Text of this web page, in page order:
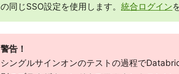
の同じSSO設定を使用します。 統合ログイン
警告！
シングルサインオンのテストの過程で